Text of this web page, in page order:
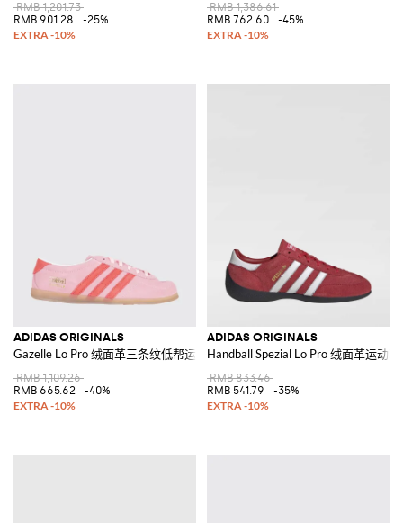
RMB 1,201.73
RMB 901.28
-25%
RMB 1,386.61
RMB 762.60
-45%
ADIDAS ORIGINALS
Gazelle Lo Pro 绒面革三条纹低帮运动鞋
RMB 1,109.26
RMB 665.62
-40%
ADIDAS ORIGINALS
Handball Spezial Lo Pro 绒面革运动鞋
RMB 833.46
RMB 541.79
-35%